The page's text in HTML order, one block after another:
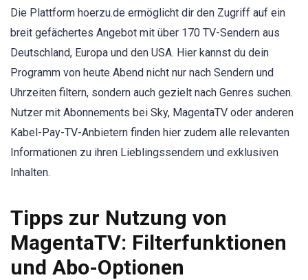
Die Plattform hoerzu.de ermöglicht dir den Zugriff auf ein
breit gefächertes Angebot mit über 170 TV-Sendern aus
Deutschland, Europa und den USA. Hier kannst du dein
Programm von heute Abend nicht nur nach Sendern und
Uhrzeiten filtern, sondern auch gezielt nach Genres suchen.
Nutzer mit Abonnements bei Sky, MagentaTV oder anderen
Kabel-Pay-TV-Anbietern finden hier zudem alle relevanten
Informationen zu ihren Lieblingssendern und exklusiven
Inhalten.
Tipps zur Nutzung von
MagentaTV: Filterfunktionen
und Abo-Optionen